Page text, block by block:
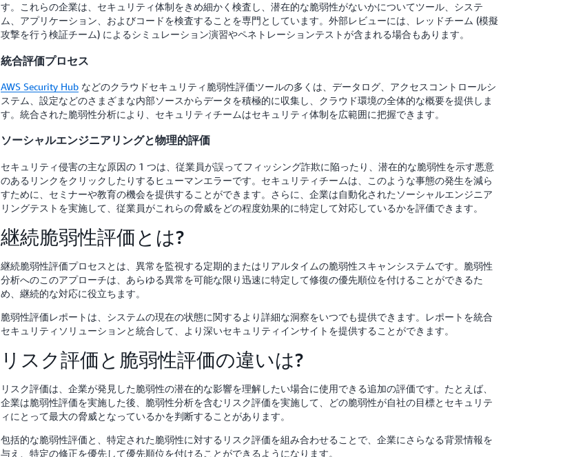
す。これらの企業は、セキュリティ体制をきめ細かく検査し、潜在的な脆弱性がないかについてツール、システ
ム、アプリケーション、およびコードを検査することを専門としています。外部レビューには、レッドチーム (模擬
攻撃を行う検証チーム) によるシミュレーション演習やペネトレーションテストが含まれる場合もあります。
統合評価プロセス
AWS Security Hubなどのクラウドセキュリティ脆弱性評価ツールの多くは、データログ、アクセスコントロールシ
ステム、設定などのさまざまな内部ソースからデータを積極的に収集し、クラウド環境の全体的な概要を提供しま
す。統合された脆弱性分析により、セキュリティチームはセキュリティ体制を広範囲に把握できます。
ソーシャルエンジニアリングと物理的評価
セキュリティ侵害の主な原因の 1 つは、従業員が誤ってフィッシング詐欺に陥ったり、潜在的な脆弱性を示す悪意
のあるリンクをクリックしたりするヒューマンエラーです。セキュリティチームは、このような事態の発生を減ら
すために、セミナーや教育の機会を提供することができます。さらに、企業は自動化されたソーシャルエンジニア
リングテストを実施して、従業員がこれらの脅威をどの程度効果的に特定して対応しているかを評価できます。
継続脆弱性評価とは?
継続脆弱性評価プロセスとは、異常を監視する定期的またはリアルタイムの脆弱性スキャンシステムです。脆弱性
分析へのこのアプローチは、あらゆる異常を可能な限り迅速に特定して修復の優先順位を付けることができるた
め、継続的な対応に役立ちます。
脆弱性評価レポートは、システムの現在の状態に関するより詳細な洞察をいつでも提供できます。レポートを統合
セキュリティソリューションと統合して、より深いセキュリティインサイトを提供することができます。
リスク評価と脆弱性評価の違いは?
リスク評価は、企業が発見した脆弱性の潜在的な影響を理解したい場合に使用できる追加の評価です。たとえば、
企業は脆弱性評価を実施した後、脆弱性分析を含むリスク評価を実施して、どの脆弱性が自社の目標とセキュリテ
ィにとって最大の脅威となっているかを判断することがあります。
包括的な脆弱性評価と、特定された脆弱性に対するリスク評価を組み合わせることで、企業にさらなる背景情報を
与え、特定の修正を優先して優先順位を付けることができるようになります。